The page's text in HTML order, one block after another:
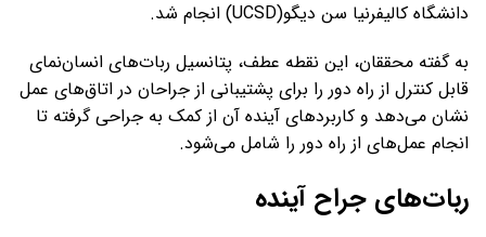
دانشگاه کالیفرنیا سن دیگو(UCSD) انجام شد.
به گفته محققان، این نقطه عطف، پتانسیل ربات‌های انسان‌نمای
قابل کنترل از راه دور را برای پشتیبانی از جراحان در اتاق‌های عمل
نشان می‌دهد و کاربردهای آینده آن از کمک به جراحی گرفته تا
انجام عمل‌های از راه دور را شامل می‌شود.
ربات‌های جراح آینده